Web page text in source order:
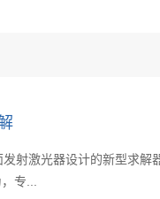
射激光器设计的新型求解
专...